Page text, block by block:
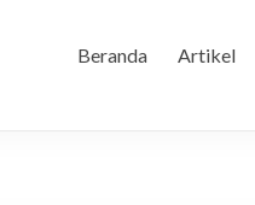
Beranda Artikel